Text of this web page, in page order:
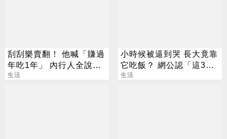
刮刮樂賣翻！ 他喊「賺過
年吃1年」 內行人全說
了：生存不易
生活
小時候被逼到哭 長大竟靠
它吃飯？ 網公認「這3
招」最划算
生活